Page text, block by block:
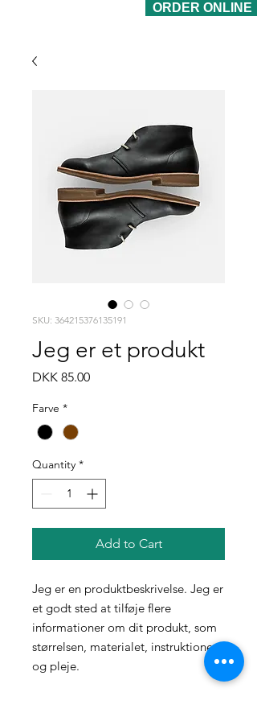
ORDER ONLINE
SKU: 364215376135191
Jeg er et produkt
DKK 85.00Price
Farve *
Quantity *
Add to Cart
Jeg er en produktbeskrivelse. Jeg er
et godt sted at tilføje flere
informationer om dit produkt, som
størrelsen, materialet, instruktioner
og pleje.